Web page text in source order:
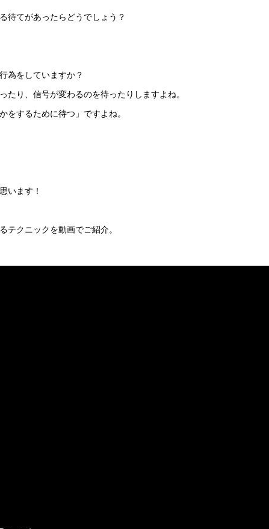
待てがあったらどうでしょう？
為をしていますか？
たり、信号が変わるのを待ったりしますよね。
をするために待つ」ですよね。
います！
テクニックを動画でご紹介。